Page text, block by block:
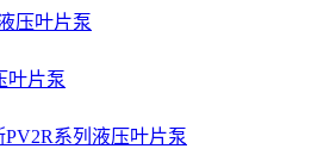
压叶片泵
叶片泵
系列液压叶片泵